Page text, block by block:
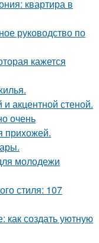
квартира в
руководство по
кажется
акцентной стеной.
очень
прихожей.
молодежи
стиля: 107
как создать уютную